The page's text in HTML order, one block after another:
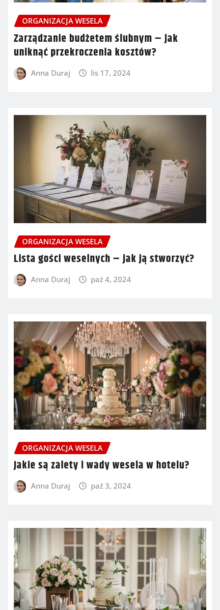
ORGANIZACJA WESELA
Zarządzanie budżetem ślubnym – jak
uniknąć przekroczenia kosztów?
Anna Duraj lis 17, 2024
ORGANIZACJA WESELA
Lista gości weselnych – jak ją stworzyć?
Anna Duraj paź 4, 2024
ORGANIZACJA WESELA
Jakie są zalety i wady wesela w hotelu?
Anna Duraj paź 3, 2024